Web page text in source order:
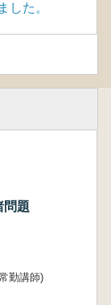
た。
問題
勤講師)